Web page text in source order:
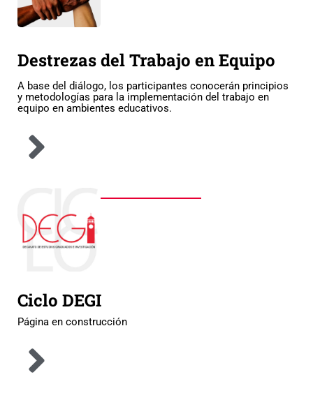
Destrezas del Trabajo en Equipo
A base del diálogo, los participantes conocerán principios
y metodologías para la implementación del trabajo en
equipo en ambientes educativos.
Ciclo DEGI
Página en construcción